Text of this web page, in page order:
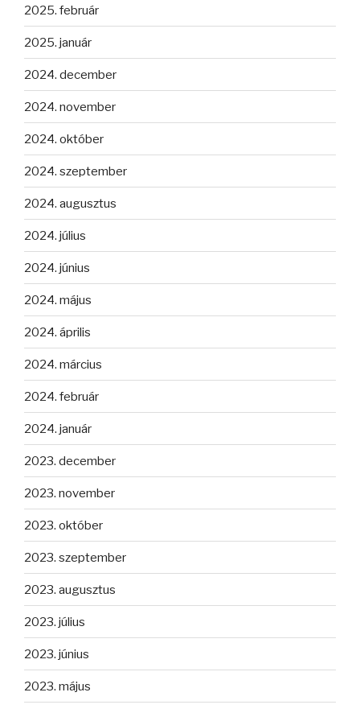
2025. február
2025. január
2024. december
2024. november
2024. október
2024. szeptember
2024. augusztus
2024. július
2024. június
2024. május
2024. április
2024. március
2024. február
2024. január
2023. december
2023. november
2023. október
2023. szeptember
2023. augusztus
2023. július
2023. június
2023. május